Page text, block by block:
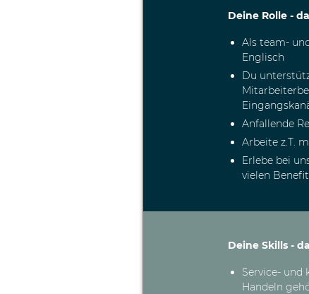
Deine Rolle -
Als team-
Englisch
Du
Anfallende
Arbeite z.T.
Erlebe bei
Deine Skills -
Service- und
Handeln